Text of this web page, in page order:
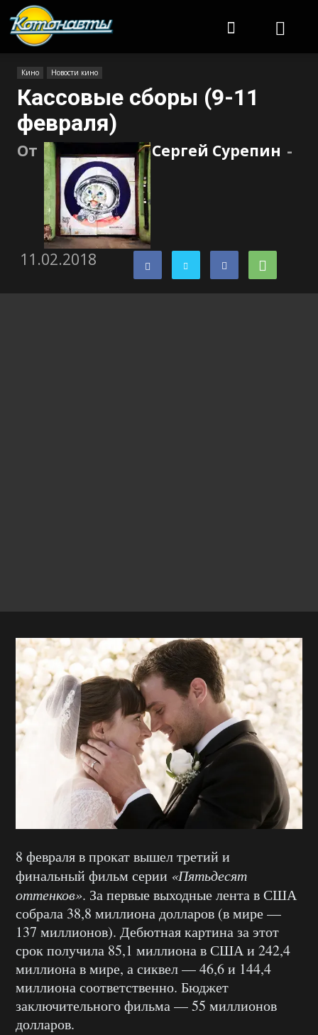
Кино Новости кино
Кассовые сборы (9-11
февраля)
От Сергей Сурепин -
11.02.2018
8 февраля в прокат вышел третий и
финальный фильм серии «Пятьдесят
оттенков». За первые выходные лента в США
собрала 38,8 миллиона долларов (в мире —
137 миллионов). Дебютная картина за этот
срок получила 85,1 миллиона в США и 242,4
миллиона в мире, а сиквел — 46,6 и 144,4
миллиона соответственно. Бюджет
заключительного фильма — 55 миллионов
долларов.